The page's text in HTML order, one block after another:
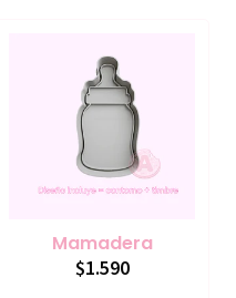
Mamadera
$1.590